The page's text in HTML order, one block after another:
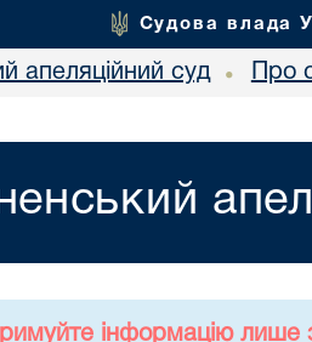
Судова влада
апеляційний суд • Про
інформацію лише